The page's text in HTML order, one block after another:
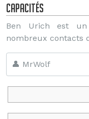
Capacités
Ben Urich est un
nombreux contacts
👤 MrWolf